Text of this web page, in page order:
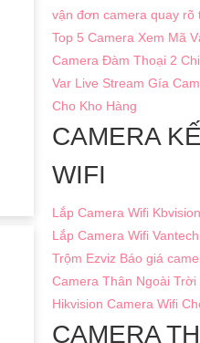
vận đơn camera quay rõ
Top 5 Camera Xem Mã
Camera Đàm Thoại 2
Var Live Stream Gía
Cho Kho Hàng
CAMERA
WIFI
Lắp Camera Wifi
Lắp Camera Wifi Vantech
Trộm Ezviz Báo giá
Camera Thân Ngoài Trời
Hikvision Camera Wifi
CAMERA